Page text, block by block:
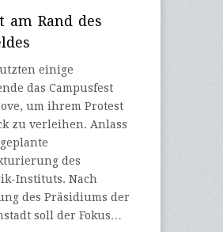
am Rand des
einige
das Campusfest
um ihrem Protest
zu verleihen. Anlass
des
Instituts. Nach
des Präsidiums der
soll der Fokus…